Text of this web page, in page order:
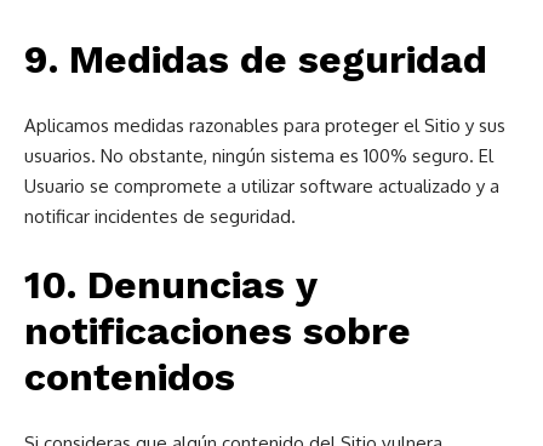
9. Medidas de seguridad
Aplicamos medidas razonables para proteger el Sitio y sus
usuarios. No obstante, ningún sistema es 100% seguro. El
Usuario se compromete a utilizar software actualizado y a
notificar incidentes de seguridad.
10. Denuncias y
notificaciones sobre
contenidos